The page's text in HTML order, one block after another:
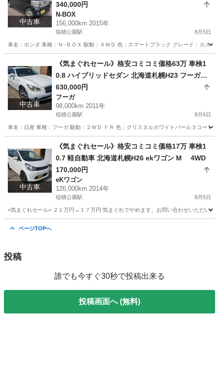
中古車
340,000円
N-BOX
156,000km 2015年
稲積公園駅 8月5日
車名：ホンダ 車種：Ｎ−ＢＯＸ 駆動：４ＷＤ 色：スマートブラック グレード：カス
稲積公園駅 N-BOX
中古車
《気まぐれセール》格安コミコミ価格63万 車検1
0.8 ハイブリッドセダン 北海道札幌H23 フーガハ
イブリッド 2WD FR
630,000円
フーガ
98,000km 2011年
稲積公園駅 8月6日
車名：日産 車種：フーガ 駆動：２ＷＤ ＦＲ 色：クリスタルホワイトパール３コー
稲積公園駅 フーガ フーガハイブリッド
中古車
《気まぐれセール》格安コミコミ価格17万 車検1
0.7 軽自動車 北海道札幌H26 ekワゴン M 4WD
170,000円
eKワゴン
126,000km 2014年
稲積公園駅 8月5日
<気まぐれセール> ２１万円→１７万円 気まぐれでやめます。お問い合わせいただい
ページTOPへ
投稿
誰でも今すぐ30秒で投稿出来る
投稿画面へ (無料)